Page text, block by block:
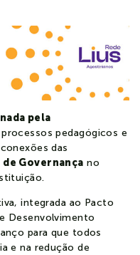
Estudante
pela
pedagógicos e
das
Governança no
integrada ao Pacto
Desenvolvimento
para que todos
e na redução de